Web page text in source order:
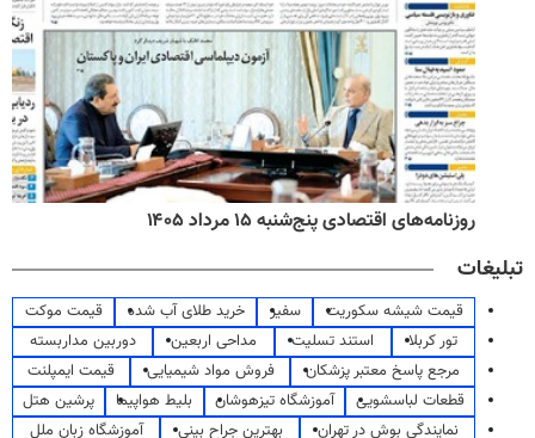
روزنامه‌های اقتصادی پنج‌شنبه ۱۵ مرداد ۱۴۰۵
تبلیغات
قیمت شیشه سکوریت سفیر خرید طلای آب شده
قیمت موکت
تور کربلا
استند تسلیت مداحی اربعین
دوربین مداربسته
مرجع پاسخ معتبر پزشکان
فروش مواد شیمیایی
قیمت ایمپلنت
قطعات لباسشویی
آموزشگاه تیزهوشان بلیط هواپیما
پرشین هتل
نمایندگی بوش در تهران
بهترین جراح بینی
آموزشگاه زبان ملل